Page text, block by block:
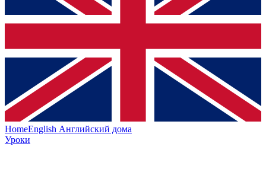
HomeEnglish Английский дома
Уроки